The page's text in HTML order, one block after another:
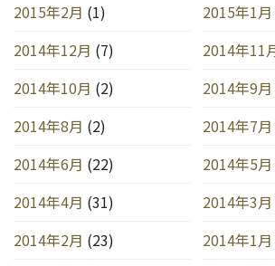
2015年2月 (1) 2015年1月
2014年12月 (7) 2014年11
2014年10月 (2) 2014年9月
2014年8月 (2) 2014年7月
2014年6月 (22) 2014年5月
2014年4月 (31) 2014年3月
2014年2月 (23) 2014年1月